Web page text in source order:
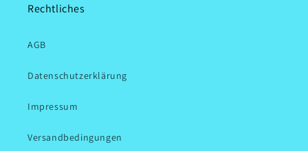
Rechtliches
AGB
Datenschutzerklärung
Impressum
Versandbedingungen